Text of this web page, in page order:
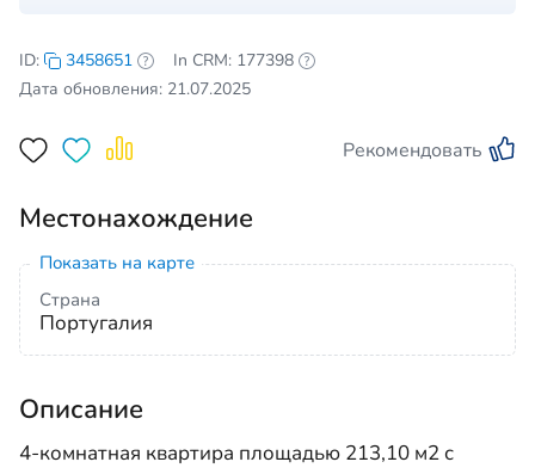
ID: 3458651
In CRM: 177398
Дата обновления: 21.07.2025
Рекомендовать
Местонахождение
Показать на карте
Страна
Португалия
Описание
4-комнатная квартира площадью 213,10 м2 с